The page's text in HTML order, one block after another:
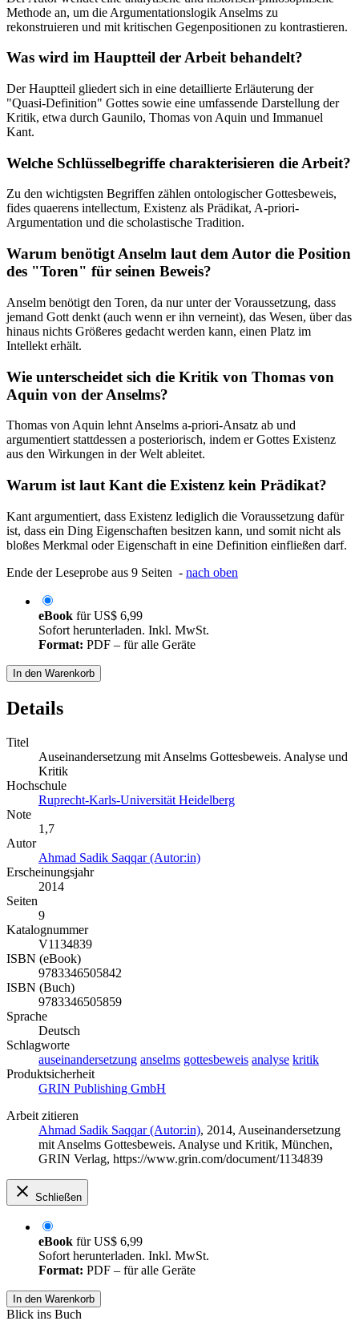
Methode an, um die Argumentationslogik Anselms zu
rekonstruieren und mit kritischen Gegenpositionen zu kontrastieren.
Was wird im Hauptteil der Arbeit behandelt?
Der Hauptteil gliedert sich in eine detaillierte Erläuterung der
"Quasi-Definition" Gottes sowie eine umfassende Darstellung der
Kritik, etwa durch Gaunilo, Thomas von Aquin und Immanuel
Kant.
Welche Schlüsselbegriffe charakterisieren die Arbeit?
Zu den wichtigsten Begriffen zählen ontologischer Gottesbeweis,
fides quaerens intellectum, Existenz als Prädikat, A-priori-
Argumentation und die scholastische Tradition.
Warum benötigt Anselm laut dem Autor die Position
des "Toren" für seinen Beweis?
Anselm benötigt den Toren, da nur unter der Voraussetzung, dass
jemand Gott denkt (auch wenn er ihn verneint), das Wesen, über das
hinaus nichts Größeres gedacht werden kann, einen Platz im
Intellekt erhält.
Wie unterscheidet sich die Kritik von Thomas von
Aquin von der Anselms?
Thomas von Aquin lehnt Anselms a-priori-Ansatz ab und
argumentiert stattdessen a posteriorisch, indem er Gottes Existenz
aus den Wirkungen in der Welt ableitet.
Warum ist laut Kant die Existenz kein Prädikat?
Kant argumentiert, dass Existenz lediglich die Voraussetzung dafür
ist, dass ein Ding Eigenschaften besitzen kann, und somit nicht als
bloßes Merkmal oder Eigenschaft in eine Definition einfließen darf.
Ende der Leseprobe aus 9 Seiten - nach oben
eBook fürUS$ 6,99
Sofort herunterladen. Inkl. MwSt.
Format: PDF – für alle Geräte
In den Warenkorb
Details
Titel
Auseinandersetzung mit Anselms Gottesbeweis. Analyse und
Kritik
Hochschule
Ruprecht-Karls-Universität Heidelberg
Note
1,7
Autor
Ahmad Sadik Saqqar (Autor:in)
Erscheinungsjahr
2014
Seiten
9
Katalognummer
V1134839
ISBN (eBook)
9783346505842
ISBN (Buch)
9783346505859
Sprache
Deutsch
Schlagworte
auseinandersetzung anselms gottesbeweis analyse kritik
Produktsicherheit
GRIN Publishing GmbH
Arbeit zitieren
Ahmad Sadik Saqqar (Autor:in), 2014, Auseinandersetzung
mit Anselms Gottesbeweis. Analyse und Kritik, München,
GRIN Verlag, https://www.grin.com/document/1134839
Schließen
eBook fürUS$ 6,99
Sofort herunterladen. Inkl. MwSt.
Format: PDF – für alle Geräte
In den Warenkorb
Blick ins Buch